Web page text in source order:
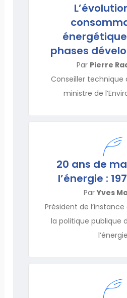
phases
Par Pierre
Conseiller technique
ministre de
20 ans de
l’énergie :
ParYves
Président de
la politique publique
l’énergie